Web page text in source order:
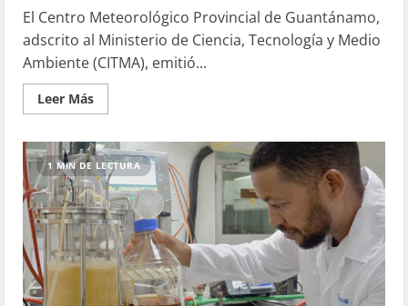
El Centro Meteorológico Provincial de Guantánamo,
adscrito al Ministerio de Ciencia, Tecnología y Medio
Ambiente (CITMA), emitió...
Leer Más
1 MIN DE LECTURA